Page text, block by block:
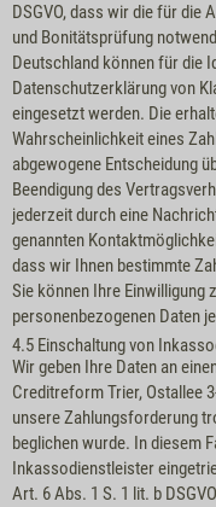
DSGVO, dass wir die für die
und Bonitätsprüfung
Deutschland können für die
Datenschutzerklärungvon
eingesetzt werden. Die
Wahrscheinlichkeit eines
abgewogene Entscheidung
Beendigung des
jederzeit durch eine
genannten
dass wir Ihnen bestimmte
Sie können Ihre Einwilligung
personenbezogenen Daten
4.5 Einschaltung von
Wir geben Ihre Daten an
Creditreform Trier, Ostallee
unsere Zahlungsforderung
beglichen wurde. In diesem
Inkassodienstleister
Art. 6 Abs. 1 S. 1 lit. b